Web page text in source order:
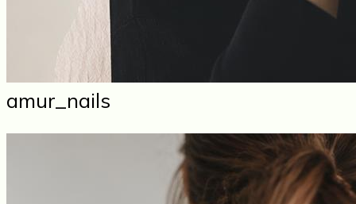
amur_nails